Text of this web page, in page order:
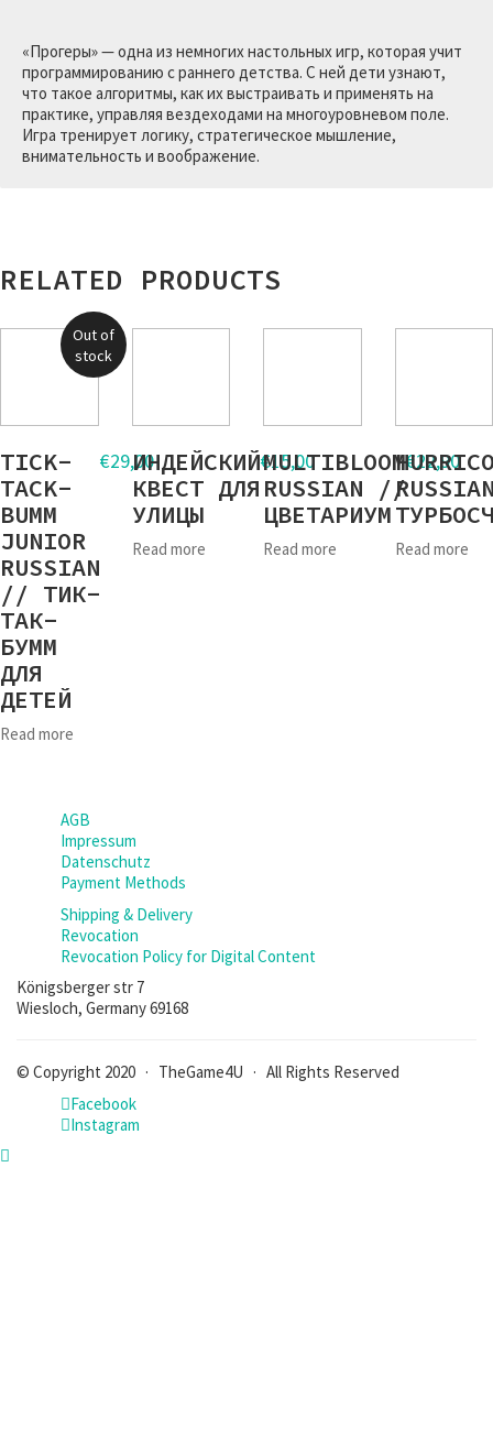
«Прогеры» — одна из немногих настольных игр, которая учит
программированию с раннего детства. С ней дети узнают,
что такое алгоритмы, как их выстраивать и применять на
практике, управляя вездеходами на многоуровневом поле.
Игра тренирует логику, стратегическое мышление,
внимательность и воображение.
RELATED PRODUCTS
Out of
stock
TICK-
TACK-
BUMM
JUNIOR
RUSSIAN
// ТИК-
ТАК-
БУММ
ДЛЯ
ДЕТЕЙ
Read more
€29,00ИНДЕЙСКИЙ
КВЕСТ ДЛЯ
УЛИЦЫ
Read more
€15,00
MULTIBLOOM
RUSSIAN //
ЦВЕТАРИУМ
Read more
€22,90
Read more
AGB
Impressum
Datenschutz
Payment Methods
Shipping & Delivery
Revocation
Revocation Policy for Digital Content
Königsberger str 7
Wiesloch, Germany 69168
© Copyright 2020 · TheGame4U · All Rights Reserved
Facebook
Instagram